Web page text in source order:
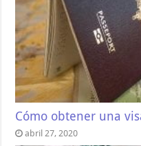
Cómo obtener una
abril 27, 2020